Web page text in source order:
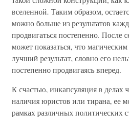
вселенной. Таким образом,
можно больше из результатов
продвигаться постепенно. После
может показаться, что
лучший результат, словно его
постепенно продвигаясь вперед.
К счастью, инкапсуляция в делах
наличия юристов или тирана, ее
рамках различных политических